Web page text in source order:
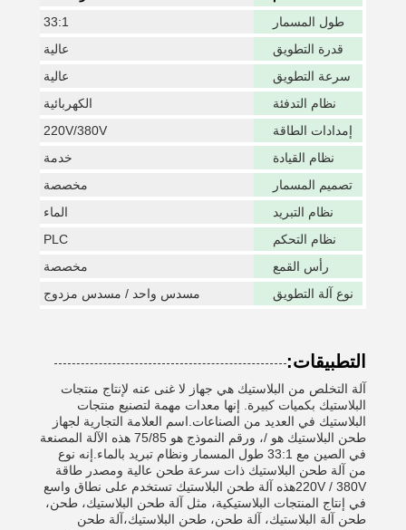
طول المسمار
33:1
قدرة التطويق
عالية
سرعة التطويق
عالية
نظام التدفئة
الكهربائية
إمدادات الطاقة
220V/380V
نظام القيادة
خدمة
تصميم المسمار
مخصصة
نظام التبريد
الماء
نظام التحكم
PLC
رأس القمع
مخصصة
نوع آلة التطويق
مسدس واحد / مسدس مزدوج
التطبيقات:
آلة التخلص من البلاستيك هي جهاز لا غنى عنه لإنتاج منتجات
البلاستيك بكميات كبيرة. إنها معدات مهمة لتصنيع منتجات
البلاستيك في العديد من الصناعات.اسم العلامة التجارية لجهاز
طحن البلاستيك هو /، ورقم النموذج هو 75/85 هذه الآلة المصنعة
في الصين مع 33:1 طول المسمار ونظام تبريد بالماء.إنه نوع
من آلة طحن البلاستيك ذات سرعة طحن عالية ومصدر طاقة
220V / 380Vهذه آلة طحن البلاستيك تستخدم على نطاق واسع
في إنتاج المنتجات البلاستيكية، مثل آلة طحن البلاستيك، طحن،
طحن آلة البلاستيك، آلة طحن، طحن البلاستيك،آلة طحن